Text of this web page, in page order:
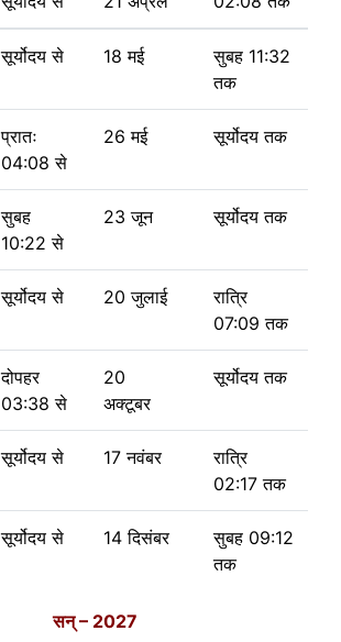
सूर्योदय से 18 मई
सुबह 11:32
तक
प्रातः
04:08 से
26 मई सूर्योदय तक
सुबह
10:22 से
23 जून सूर्योदय तक
सूर्योदय से 20 जुलाई
रात्रि
07:09 तक
दोपहर
03:38 से
20
अक्टूबर
सूर्योदय तक
सूर्योदय से 17 नवंबर
रात्रि
02:17 तक
सूर्योदय से 14 दिसंबर
सुबह 09:12
तक
सन् – 2027